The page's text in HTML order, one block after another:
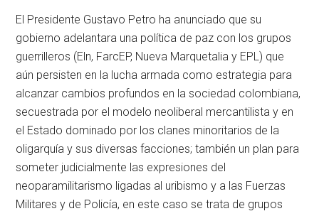
El Presidente Gustavo Petro ha anunciado que su
gobierno adelantara una política de paz con los grupos
guerrilleros (Eln, FarcEP, Nueva Marquetalia y EPL) que
aún persisten en la lucha armada como estrategia para
alcanzar cambios profundos en la sociedad colombiana,
secuestrada por el modelo neoliberal mercantilista y en
el Estado dominado por los clanes minoritarios de la
oligarquía y sus diversas facciones; también un plan para
someter judicialmente las expresiones del
neoparamilitarismo ligadas al uribismo y a las Fuerzas
Militares y de Policía, en este caso se trata de grupos